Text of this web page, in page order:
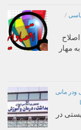
/
مهار
ودر مانی
در